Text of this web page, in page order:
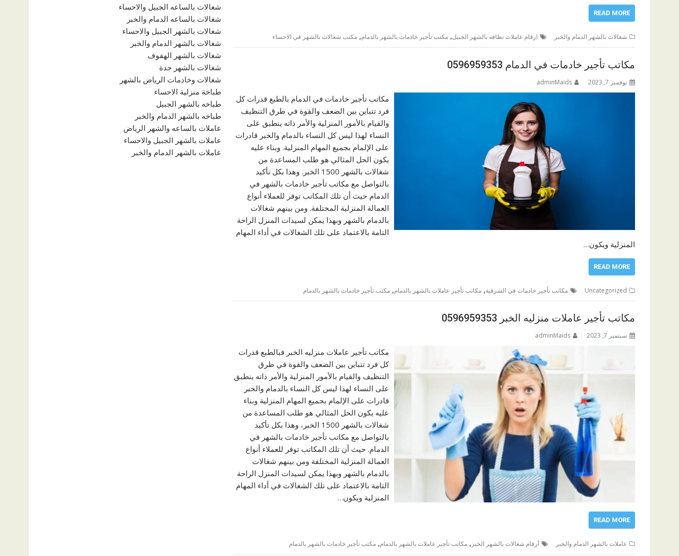
READ MORE
شغالات بالشهر الدمام والخبر ارقام عاملات نظافه بالشهر الجبيل, مكتب تأجير خادمات بالشهر بالدمام, مكتب شغالات بالشهر في الاحساء
مكاتب تأجير خادمات في الدمام 0596959353
نوفمبر 7, 2023 adminMaids
مكاتب تأجير خادمات في الدمام بالطبع قدرات كل
فرد تتباين بين الضعف والقوة في طرق التنظيف
والقيام بالأمور المنزلية والأمر ذاته ينطبق على
النساء لهذا ليس كل النساء بالدمام والخبر قادرات
على الإلمام بجميع المهام المنزلية. وبناء عليه
يكون الحل المثالي هو طلب المساعدة من
شغالات بالشهر 1500 الخبر. وهذا بكل تأكيد
بالتواصل مع مكاتب تأجير خادمات بالشهر في
الدمام حيث أن تلك المكاتب توفر للعملاء أنواع
العمالة المنزلية المختلفة. ومن بينهم شغالات
بالدمام بالشهر وبهذا يمكن لسيدات المنزل الراحة
التامة بالاعتماد على تلك الشغالات في أداء المهام
المنزلية ويكون…
READ MORE
Uncategorized مكاتب تأجير خادمات في الشرقية, مكاتب تأجير عاملات بالشهر بالدمام, مكتب تأجير خادمات بالشهر بالدمام
مكاتب تأجير عاملات منزليه الخبر 0596959353
سبتمبر 7, 2023 adminMaids
مكاتب تأجير عاملات منزليه الخبر فبالطبع قدرات
كل فرد تتباين بين الضعف والقوة في طرق
التنظيف والقيام بالأمور المنزلية والأمر ذاته ينطبق
على النساء لهذا ليس كل النساء بالدمام والخبر
قادرات على الإلمام بجميع المهام المنزلية وبناء
عليه يكون الحل المثالي هو طلب المساعدة من
شغالات بالشهر 1500 الخبر، وهذا بكل تأكيد
بالتواصل مع مكاتب تأجير خادمات بالشهر في
الدمام. حيث أن تلك المكاتب توفر للعملاء أنواع
العمالة المنزلية المختلفة ومن بينهم شغالات
بالدمام بالشهر وبهذا يمكن لسيدات المنزل الراحة
التامة بالاعتماد على تلك الشغالات في أداء المهام
المنزلية ويكون…
READ MORE
عاملات بالشهر الدمام والخبر أرقام شغالات بالشهر الخبر , مكاتب تأجير عاملات بالشهر بالدمام, مكتب تأجير خادمات بالشهر بالدمام
شغالات بالساعه الجبيل والاحساء
شغالات بالساعه الدمام والخبر
شغالات بالشهر الجبيل والاحساء
شغالات بالشهر الدمام والخبر
شغالات بالشهر الهفوف
شغالات بالشهر جدة
شغالات وخادمات الرياض بالشهر
طباخة منزلية الاحساء
طباخه بالشهر الجبيل
طباخه بالشهر الدمام والخبر
عاملات بالساعه والشهر الرياض
عاملات بالشهر الجبيل والاحساء
عاملات بالشهر الدمام والخبر